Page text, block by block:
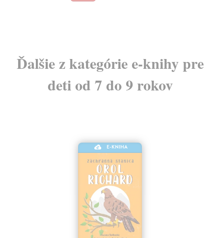
Ďalšie z kategórie e-knihy pre
deti od 7 do 9 rokov
E-KNIHA